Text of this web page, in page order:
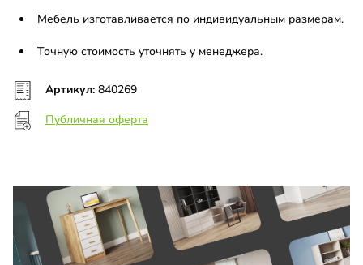
Мебель изготавливается по индивидуальным размерам.
Точную стоимость уточнять у менеджера.
Артикул: 840269
Публичная оферта